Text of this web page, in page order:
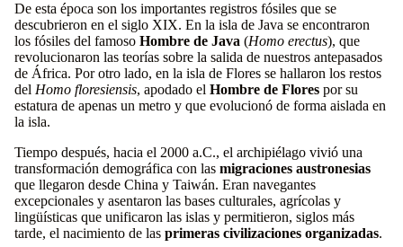
De esta época son los importantes registros fósiles que se
descubrieron en el siglo XIX. En la isla de Java se encontraron
los fósiles del famoso Hombre de Java (Homo erectus), que
revolucionaron las teorías sobre la salida de nuestros antepasados
de África. Por otro lado, en la isla de Flores se hallaron los restos
del Homo floresiensis, apodado el Hombre de Flores por su
estatura de apenas un metro y que evolucionó de forma aislada en
la isla.
Tiempo después, hacia el 2000 a.C., el archipiélago vivió una
transformación demográfica con las migraciones austronesias
que llegaron desde China y Taiwán. Eran navegantes
excepcionales y asentaron las bases culturales, agrícolas y
lingüísticas que unificaron las islas y permitieron, siglos más
tarde, el nacimiento de las primeras civilizaciones organizadas.